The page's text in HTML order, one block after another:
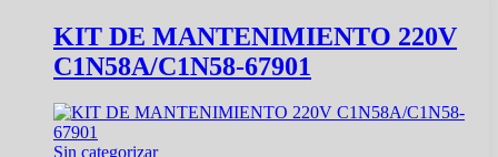
KIT DE MANTENIMIENTO 220V
C1N58A/C1N58-67901
Sin categorizar